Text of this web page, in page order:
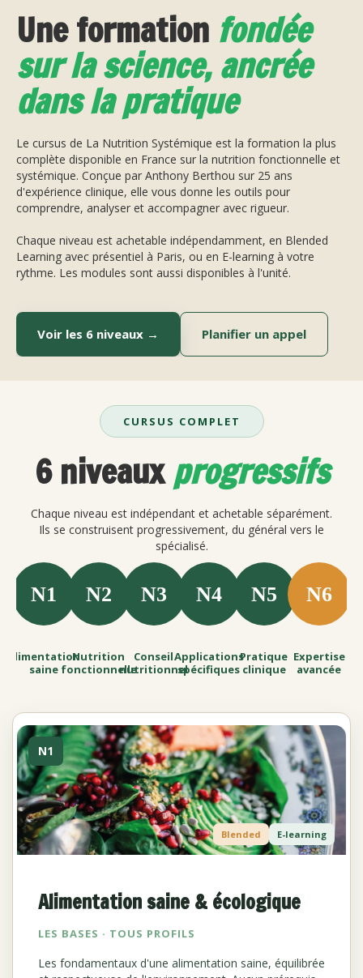
Une formation fondée
sur la science, ancrée
dans la pratique
Le cursus de La Nutrition Systémique est la formation la plus
complète disponible en France sur la nutrition fonctionnelle et
systémique. Conçue par Anthony Berthou sur 25 ans
d'expérience clinique, elle vous donne les outils pour
comprendre, analyser et accompagner avec rigueur.
Chaque niveau est achetable indépendamment, en Blended
Learning avec présentiel à Paris, ou en E-learning à votre
rythme. Les modules sont aussi disponibles à l'unité.
Voir les 6 niveaux → Planifier un appel
CURSUS COMPLET
6 niveauxprogressifs
Chaque niveau est indépendant et achetable séparément.
Ils se construisent progressivement, du général vers le
spécialisé.
N1
Alimentation
saine
N2
Nutrition
fonctionnelle
N3
Conseil
nutritionnel
N4
Applications
spécifiques
N5
Pratique
clinique
N6
Expertise
avancée
N1
Blended E-learning
Alimentation saine & écologique
LES BASES · TOUS PROFILS
Les fondamentaux d'une alimentation saine, équilibrée